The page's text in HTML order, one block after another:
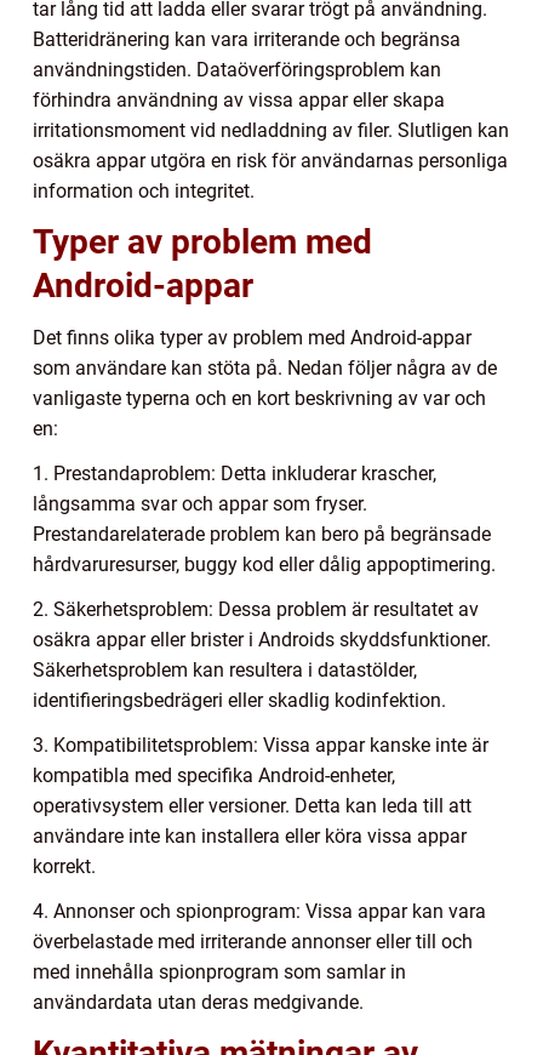
tar lång tid att ladda eller svarar trögt på användning.
Batteridränering kan vara irriterande och begränsa
användningstiden. Dataöverföringsproblem kan
förhindra användning av vissa appar eller skapa
irritationsmoment vid nedladdning av filer. Slutligen kan
osäkra appar utgöra en risk för användarnas personliga
information och integritet.
Typer av problem med
Android-appar
Det finns olika typer av problem med Android-appar
som användare kan stöta på. Nedan följer några av de
vanligaste typerna och en kort beskrivning av var och
en:
1. Prestandaproblem: Detta inkluderar krascher,
långsamma svar och appar som fryser.
Prestandarelaterade problem kan bero på begränsade
hårdvaruresurser, buggy kod eller dålig appoptimering.
2. Säkerhetsproblem: Dessa problem är resultatet av
osäkra appar eller brister i Androids skyddsfunktioner.
Säkerhetsproblem kan resultera i datastölder,
identifieringsbedrägeri eller skadlig kodinfektion.
3. Kompatibilitetsproblem: Vissa appar kanske inte är
kompatibla med specifika Android-enheter,
operativsystem eller versioner. Detta kan leda till att
användare inte kan installera eller köra vissa appar
korrekt.
4. Annonser och spionprogram: Vissa appar kan vara
överbelastade med irriterande annonser eller till och
med innehålla spionprogram som samlar in
användardata utan deras medgivande.